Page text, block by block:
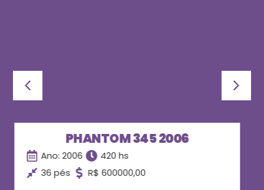
ARMADA 400 HT 2012
Ano: 2012
750 hs
40 pés
R$ 1400000,00